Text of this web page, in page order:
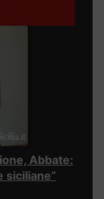
Abbate:
siciliane”